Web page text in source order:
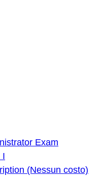
Exam
I
(Nessun costo)